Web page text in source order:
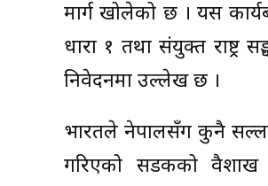
मार्ग खोलेको छ । यस
धारा १ तथा संयुक्त राष्ट्र
निवेदनमा उल्लेख छ ।
भारतले नेपालसँग कुनै
गरिएको सडकको वैशाख